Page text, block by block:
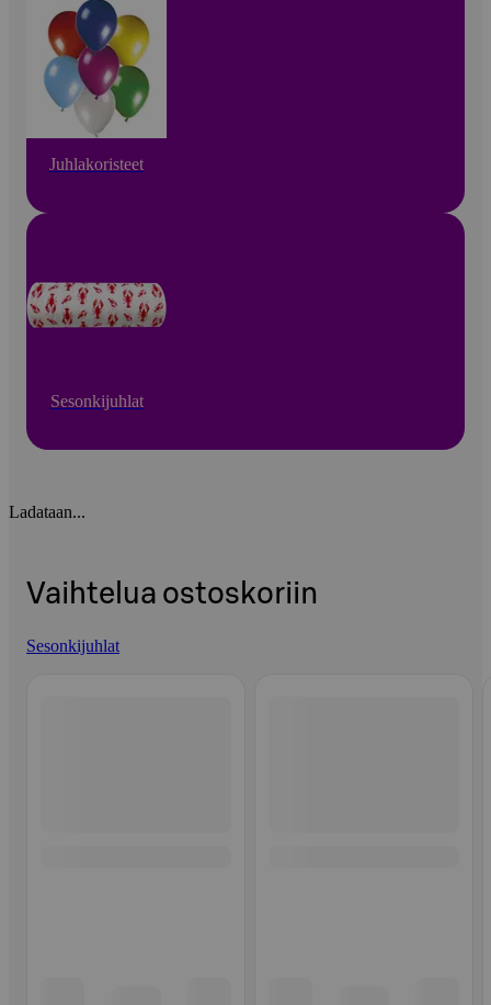
Juhlakoristeet
Sesonkijuhlat
Ladataan...
Vaihtelua ostoskoriin
Sesonkijuhlat